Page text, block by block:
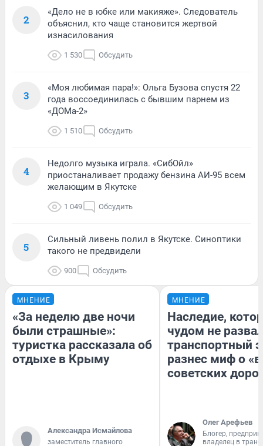
2
«Дело не в юбке или макияже». Следователь
объяснил, кто чаще становится жертвой
изнасилования
1 530 Обсудить
3
«Моя любимая пара!»: Ольга Бузова спустя 22
года воссоединилась с бывшим парнем из
«ДОМа-2»
1 510 Обсудить
4
Недолго музыка играла. «СибОйл»
приостаналивает продажу бензина АИ-95 всем
желающим в Якутске
1 049 Обсудить
5
Сильный ливень полил в Якутске. Синоптики
такого не предвидели
900 Обсудить
МНЕНИЕ
«За неделю две ночи
были страшные»:
туристка рассказала об
отдыхе в Крыму
Александра Исмайлова
заместитель главного
МНЕНИЕ
Наследие,
чудом не
транспортный
разнес миф о
советских
Олег Арефьев
Блогер,
владелец в